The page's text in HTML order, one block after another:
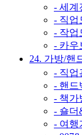
- 세계
- 직업
- 작업
- 카우
24. 가방/핸
- 직업
- 핸드
- 책가
- 숄더
- 여행